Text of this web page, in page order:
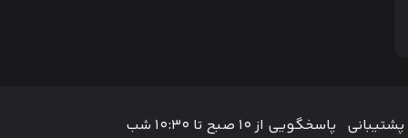
پاسخگویی از ۱۰ صبح تا ۱۰:۳۰ شب